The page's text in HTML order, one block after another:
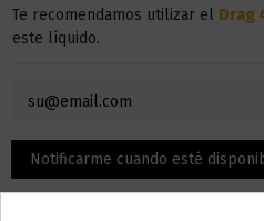
Te recomendamos utilizar el Drag
este líquido.